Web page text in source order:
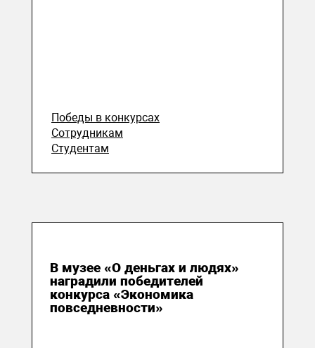
Победы в конкурсах
Сотрудникам
Студентам
В музее «О деньгах и людях»
наградили победителей
конкурса «Экономика
повседневности»